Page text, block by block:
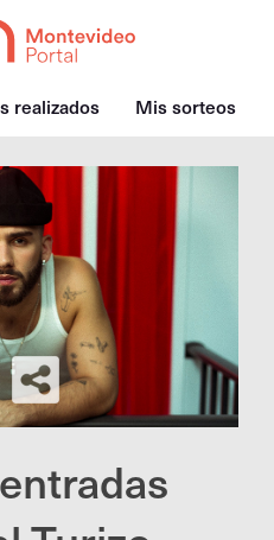
realizados Mis sorteos